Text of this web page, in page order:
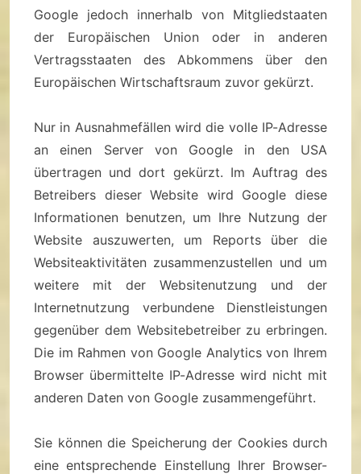
Google jedoch innerhalb von Mitgliedstaaten
der Europäischen Union oder in anderen
Vertragsstaaten des Abkommens über den
Europäischen Wirtschaftsraum zuvor gekürzt.
Nur in Ausnahmefällen wird die volle IP-Adresse
an einen Server von Google in den USA
übertragen und dort gekürzt. Im Auftrag des
Betreibers dieser Website wird Google diese
Informationen benutzen, um Ihre Nutzung der
Website auszuwerten, um Reports über die
Websiteaktivitäten zusammenzustellen und um
weitere mit der Websitenutzung und der
Internetnutzung verbundene Dienstleistungen
gegenüber dem Websitebetreiber zu erbringen.
Die im Rahmen von Google Analytics von Ihrem
Browser übermittelte IP-Adresse wird nicht mit
anderen Daten von Google zusammengeführt.
Sie können die Speicherung der Cookies durch
eine entsprechende Einstellung Ihrer Browser-